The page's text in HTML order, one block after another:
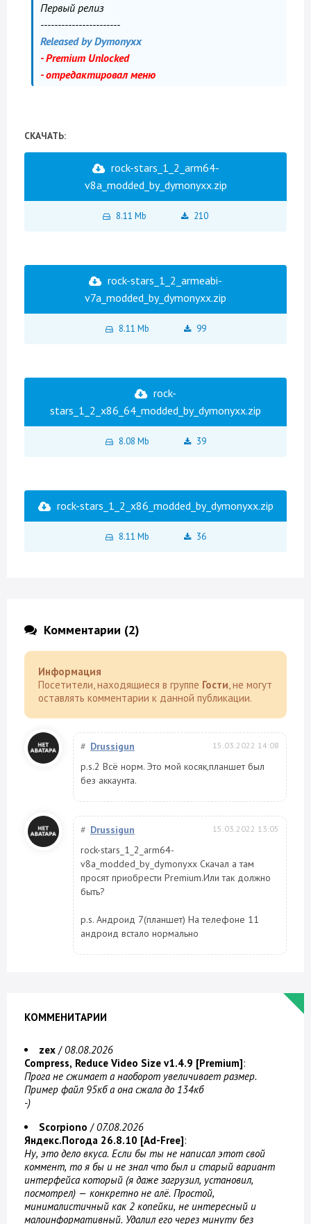
Первый релиз
-----------------------
Released by Dymonyxx
- Premium Unlocked
- отредактировал меню
СКАЧАТЬ:
rock-stars_1_2_arm64-
v8a_modded_by_dymonyxx.zip
8.11 Mb 210
rock-stars_1_2_armeabi-
v7a_modded_by_dymonyxx.zip
8.11 Mb 99
rock-
stars_1_2_x86_64_modded_by_dymonyxx.zip
8.08 Mb 39
rock-stars_1_2_x86_modded_by_dymonyxx.zip
8.11 Mb 36
Комментарии (2)
Информация
Посетители, находящиеся в группе Гости, не могут
оставлять комментарии к данной публикации.
# Drussigun 15.03.2022 14:08
p.s.2 Всё норм. Это мой косяк,планшет был
без аккаунта.
# Drussigun 15.03.2022 13:05
rock-stars_1_2_arm64-
v8a_modded_by_dymonyxx Скачал а там
просят приобрести Premium.Или так должно
быть?
p.s. Андроид 7(планшет) На телефоне 11
андроид встало нормально
КОММЕНИТАРИИ
zex /08.08.2026
Compress, Reduce Video Size v1.4.9 [Premium]:
Прога не сжимает а наоборот увеличивает размер.
Пример файл 95кб а она сжала до 134кб
-)
Scorpiono /07.08.2026
Яндекс.Погода 26.8.10 [Ad-Free]:
Ну, это дело вкуса. Если бы ты не написал этот свой
коммент, то я бы и не знал что был и старый вариант
интерфейса который (я даже загрузил, установил,
посмотрел) — конкретно не алё. Простой,
минималистичный как 2 копейки, не интересный и
малоинформативный. Удалил его через минуту без